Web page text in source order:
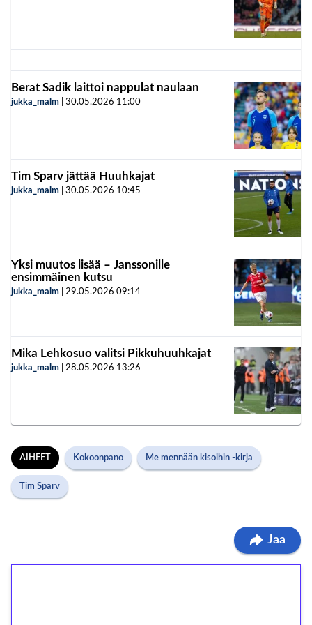
Berat Sadik laittoi nappulat naulaan
jukka_malm 30.05.2026 11:00
Tim Sparv jättää Huuhkajat
jukka_malm 30.05.2026 10:45
Yksi muutos lisää – Janssonille
ensimmäinen kutsu
jukka_malm 29.05.2026 09:14
Mika Lehkosuo valitsi Pikkuhuuhkajat
jukka_malm 28.05.2026 13:26
AIHEET Kokoonpano Me mennään kisoihin -kirja
Tim Sparv
Jaa